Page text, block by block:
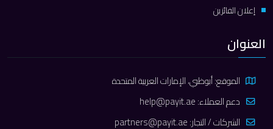
إعلان الفائزين
العنوان
الموقع: أبوظبي، الإمارات العربية المتحدة
دعم العملاء:help@payit.ae
الشركات / التجار:partners@payit.ae